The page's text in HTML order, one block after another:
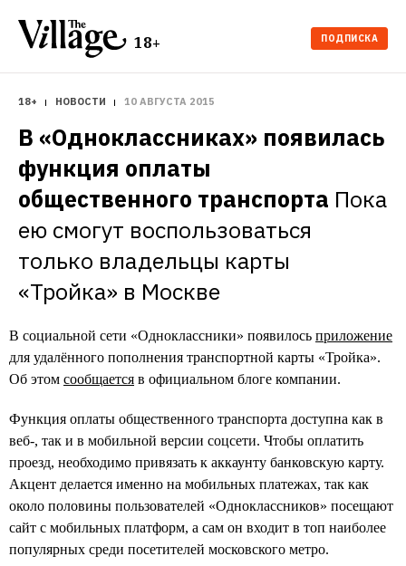
18+ ПОДПИСКА
18+ НОВОСТИ 10 АВГУСТА 2015
В «Одноклассниках» появилась
функция оплаты
общественного транспорта Пока
ею смогут воспользоваться
только владельцы карты
«Тройка» в Москве
В социальной сети «Одноклассники» появилось приложение
для удалённого пополнения транспортной карты «Тройка».
Об этом сообщается в официальном блоге компании.
Функция оплаты общественного транспорта доступна как в
веб-, так и в мобильной версии соцсети. Чтобы оплатить
проезд, необходимо привязать к аккаунту банковскую карту.
Акцент делается именно на мобильных платежах, так как
около половины пользователей «Одноклассников» посещают
сайт с мобильных платформ, а сам он входит в топ наиболее
популярных среди посетителей московского метро.